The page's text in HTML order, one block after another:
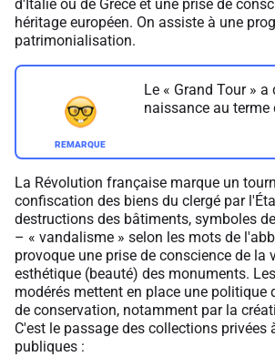
d'Italie ou de Grèce et une prise de
héritage européen. On assiste à une
patrimonialisation.
Le « Grand Tour » a
naissance au terme
La Révolution française marque un
confiscation des biens du clergé par
destructions des bâtiments, symboles
– « vandalisme » selon les mots de
provoque une prise de conscience de la
esthétique (beauté) des monuments.
modérés mettent en place une politique
de conservation, notamment par la
C'est le passage des collections privées
publiques :